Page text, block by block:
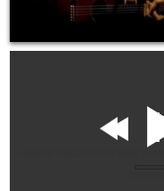
To play the